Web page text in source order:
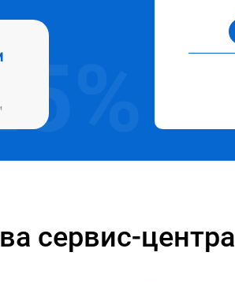
сервис-центра